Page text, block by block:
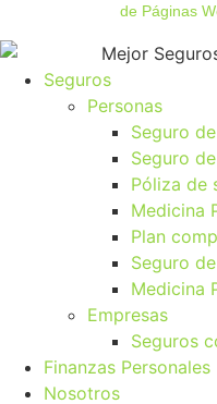
de Páginas
Seguros
Personas
Seguro
Seguro
Póliza de
Medicina
Plan
Seguro
Medicina
Empresas
Seguros
Finanzas Personales
Nosotros